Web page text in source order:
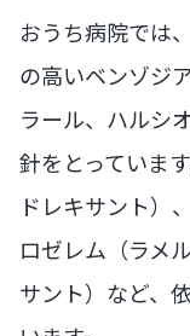
おうち病院では
の高いベンゾジ
ラール、ハルシ
針をとっていま
ドレキサント）
ロゼレム（ラメ
サント）など、